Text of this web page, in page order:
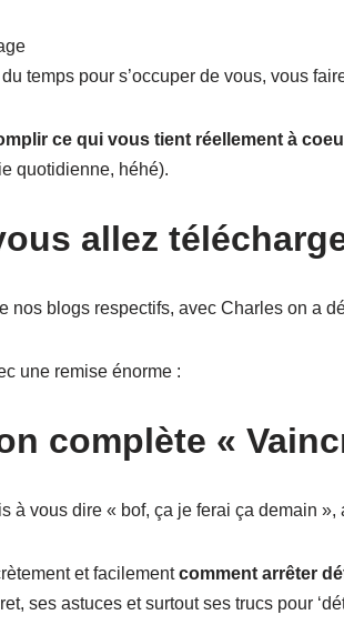
temps pour s’occuper de vous, vous
ce qui vous tient réellement à
quotidienne, héhé).
allez
nos blogs respectifs, avec Charles on a
une remise énorme :
complète «
à vous dire « bof, ça je ferai ça demain »,
et facilementcomment arrêter
ses astuces et surtout ses trucs pour